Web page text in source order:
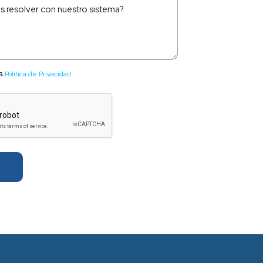
y necesitas soporte o ayuda?*